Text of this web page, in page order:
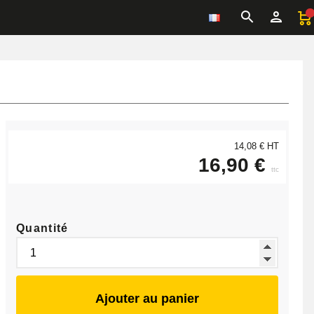
14,08 € HT
16,90 € ttc
Quantité
Ajouter au panier